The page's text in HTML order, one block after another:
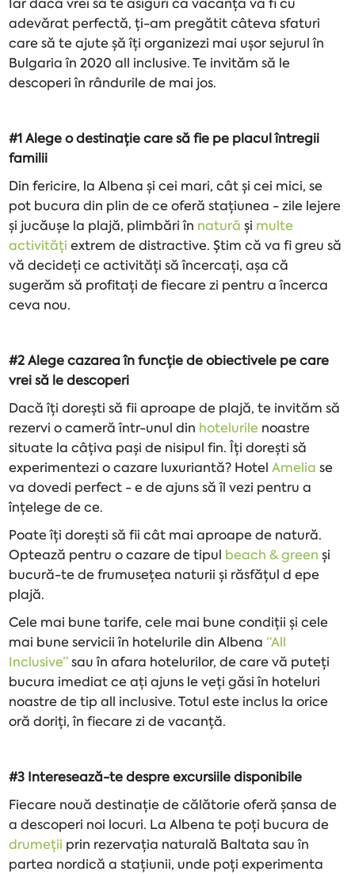
Iar dacă vrei să te asiguri ca vacanța va fi cu
adevărat perfectă, ți-am pregătit câteva sfaturi
care să te ajute șă îți organizezi mai ușor sejurul în
Bulgaria în 2020 all inclusive. Te invităm să le
descoperi în rândurile de mai jos.
#1 Alege o destinație care să fie pe placul întregii
familii
Din fericire, la Albena și cei mari, cât și cei mici, se
pot bucura din plin de ce oferă stațiunea - zile lejere
și jucăușe la plajă, plimbări în natură și multe
activitățiextrem de distractive. Știm că va fi greu să
vă decideți ce activități să încercați, așa că
sugerăm să profitați de fiecare zi pentru a încerca
ceva nou.
#2 Alege cazarea în funcție de obiectivele pe care
vrei să le descoperi
Dacă îți dorești să fii aproape de plajă, te invităm să
rezervi o cameră într-unul din hotelurile noastre
situate la câțiva pași de nisipul fin. Îți dorești să
experimentezi o cazare luxuriantă? HotelAmelia se
va dovedi perfect - e de ajuns să îl vezi pentru a
înțelege de ce.
Poate îți dorești să fii cât mai aproape de natură.
Optează pentru o cazare de tipul beach & green și
bucură-te de frumusețea naturii și răsfățul d epe
plajă.
Cele mai bune tarife, cele mai bune condiții și cele
mai bune servicii în hotelurile din Albena“All
Inclusive”sau în afara hotelurilor, de care vă puteți
bucura imediat ce ați ajuns le veți găsi în hoteluri
noastre de tip all inclusive. Totul este inclus la orice
oră doriți, în fiecare zi de vacanță.
#3 Interesează-te despre excursiile disponibile
Fiecare nouă destinație de călătorie oferă șansa de
a descoperi noi locuri. La Albena te poți bucura de
drumeții prin rezervația naturală Baltata sau în
partea nordică a stațiunii, unde poți experimenta